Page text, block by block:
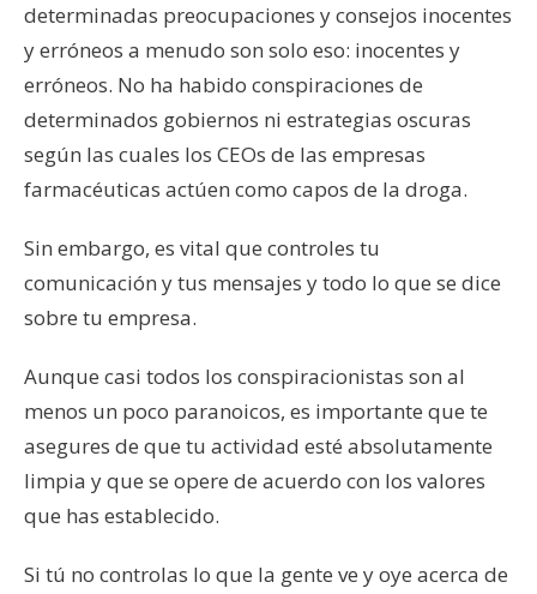
determinadas preocupaciones y consejos inocentes
y erróneos a menudo son solo eso: inocentes y
erróneos. No ha habido conspiraciones de
determinados gobiernos ni estrategias oscuras
según las cuales los CEOs de las empresas
farmacéuticas actúen como capos de la droga.
Sin embargo, es vital que controles tu
comunicación y tus mensajes y todo lo que se dice
sobre tu empresa.
Aunque casi todos los conspiracionistas son al
menos un poco paranoicos, es importante que te
asegures de que tu actividad esté absolutamente
limpia y que se opere de acuerdo con los valores
que has establecido.
Si tú no controlas lo que la gente ve y oye acerca de